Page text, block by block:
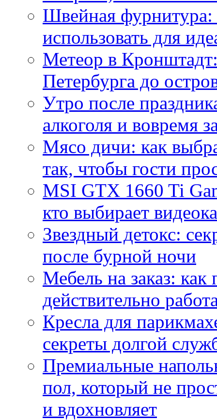
Швейная фурнитура:
использовать для
Метеор в
Петербурга до
Утро после
алкоголя и вовремя
Мясо дичи: как
так, чтобы гости
MSI GTX 1660 Ti
кто выбирает
Звездный детокс:
после бурной ночи
Мебель на заказ:
действительно
Кресла для
секреты долгой
Премиальные
пол, который не
и вдохновляет